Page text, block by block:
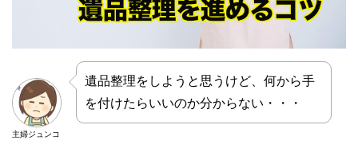
主婦ジュンコ
遺品整理をしようと思うけど、何から手
を付けたらいいのか分からない・・・